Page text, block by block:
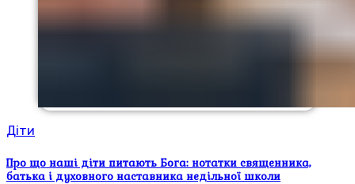
Діти
Про що наші діти питають Бога: нотатки священника,
батька і духовного наставника недільної школи